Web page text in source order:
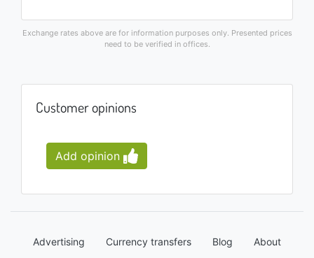
Exchange rates above are for information purposes only. Presented prices
need to be verified in offices.
Customer opinions
Add opinion
Advertising Currency transfers Blog About